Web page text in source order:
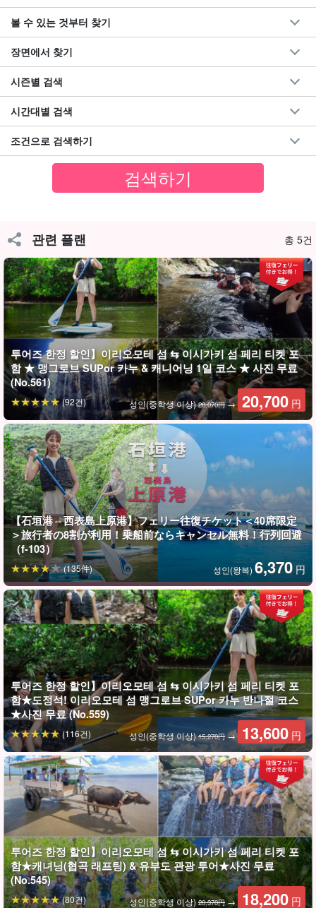
안정감 넘치는 카누(카약) 체험!
카약을 타고 맹그로브 강을 따라 정글의 깊숙한 곳으로 향한다.
맹그로브 숲, 광활한 강과 바다의 자연 생물과 교감하며 직접 노를
저어 나아가는 재미가 있다.
아다나데 폭포
'아다나데 폭포'는 아다나데 강 상류 부근에 있는 폭포로, 아다나데
강 자체는 아다나데 강의 지류에 있다.
평소 운동이 부족해 걱정하는 분들도 걱정할 필요가 없다. 전반적으
로 초보자도 쉽게 즐길 수 있는 코스로 구성되어 있어, 부담스럽지
않고 즐겁게 투어를 즐길 수 있다.
이리오모테 섬의 놀이를 하루에 꽉 채운 필드에서 이리오모테 섬의
놀이를 충분히 즐길 수 있습니다!
큰 폭포수에서 수영하고, 뛰어들고, 물에 떠다니고, 흠뻑 젖어보자!
하나의 필드에서 이만큼 즐길 수 있는 코스는 다른 곳에서는 찾아볼
수 없습니다. 꼭 부담 없이 참가해 주시기 바랍니다!
볼 수 있는 것부터 찾기
장면에서 찾기
시즌별 검색
시간대별 검색
조건으로 검색하기
관련 플랜 총 5건
투어즈 한정 할인】이리오모테 섬 ⇆ 이시가키 섬 페리 티켓 포
함 ★ 맹그로브 SUPor 카누 & 캐니어닝 1일 코스 ★ 사진 무료
(No.561)
성인(중학생 이상)28,070円→ 20,700 円
(92건)
【石垣港⇔西表島上原港】フェリー往復チケット＜40席限定
＞旅行者の8割が利用！乗船前ならキャンセル無料！行列回避
（f-103）
성인(왕복) 6,370 円
(135件)
투어즈 한정 할인】이리오모테 섬 ⇆ 이시가키 섬 페리 티켓 포
함★도정석! 이리오모테 섬 맹그로브 SUPor 카누 반나절 코스
★사진 무료 (No.559)
성인(중학생 이상)15,270円→ 13,600 円
(116건)
투어즈 한정 할인】이리오모테 섬 ⇆ 이시가키 섬 페리 티켓 포
함★캐녀닝(협곡 래프팅) & 유부도 관광 투어★사진 무료
(No.545)
성인(중학생 이상)20,370円→ 18,200 円
(80건)